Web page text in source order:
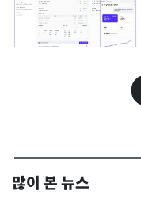
많이 본 뉴스